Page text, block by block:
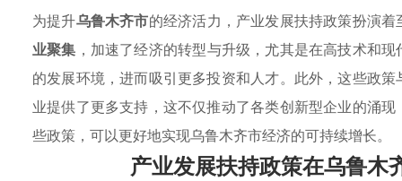
为提升乌鲁木齐市的经济活力，产业发展扶持政策扮演
业聚集 ，加速了经济的转型与升级，尤其是在高技术和
的发展环境，进而吸引更多投资和人才。此外，这些政策
业提供了更多支持，这不仅推动了各类创新型企业的涌
些政策，可以更好地实现乌鲁木齐市经济的可持续增长。
产业发展扶持政策在乌鲁木